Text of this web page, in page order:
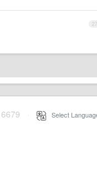
27
Select